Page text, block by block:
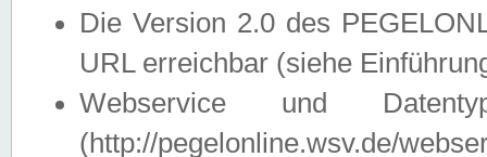
Die Version 2.0 des
URL erreichbar (siehe
Webservice und
(http://pegelonline.wsv.de/